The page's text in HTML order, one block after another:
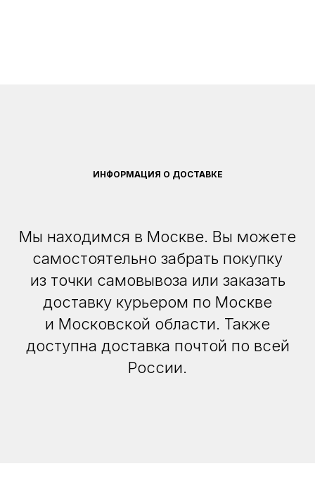
ИНФОРМАЦИЯ О ДОСТАВКЕ
Мы находимся в Москве. Вы можете
самостоятельно забрать покупку
из точки самовывоза или заказать
доставку курьером по Москве
и Московской области. Также
доступна доставка почтой по всей
России.